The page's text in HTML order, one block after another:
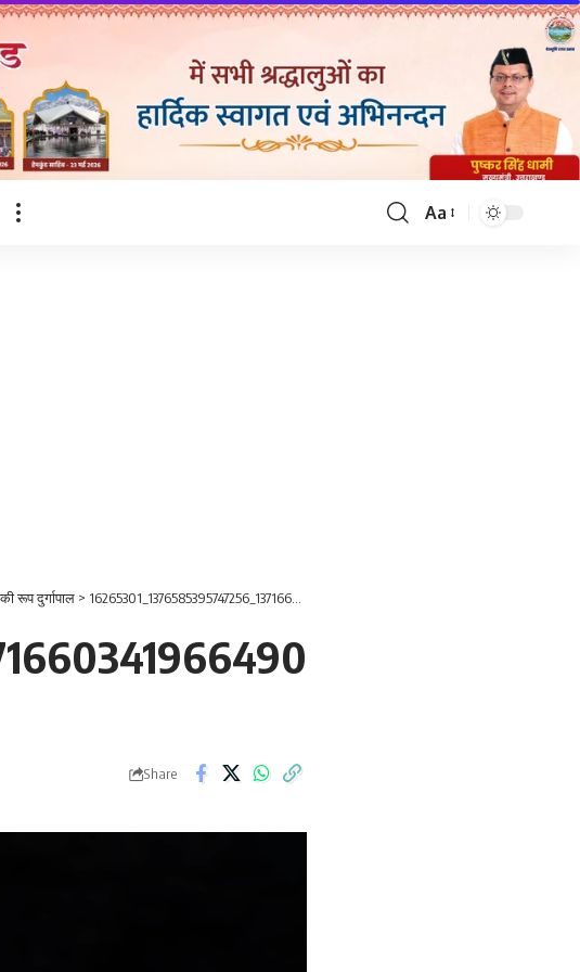
Font
Aa
रूप दुर्गापाल > 16265301_1376585395747256_1371660341966490783_n
Share